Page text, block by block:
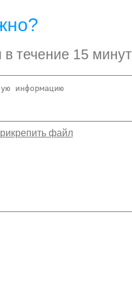
течение 15 минут